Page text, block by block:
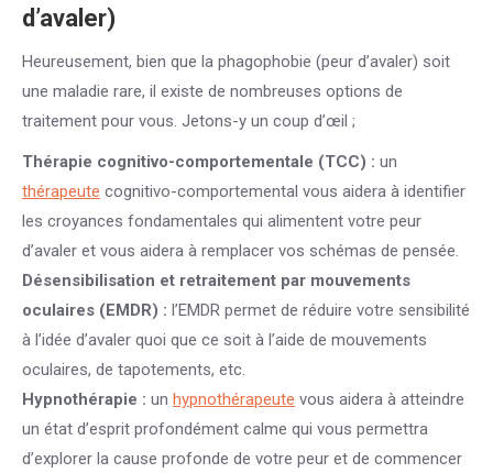
d’avaler)
Heureusement, bien que la phagophobie (peur d’avaler) soit
une maladie rare, il existe de nombreuses options de
traitement pour vous. Jetons-y un coup d’œil ;
Thérapie cognitivo-comportementale (TCC) : un
thérapeute cognitivo-comportemental vous aidera à identifier
les croyances fondamentales qui alimentent votre peur
d’avaler et vous aidera à remplacer vos schémas de pensée.
Désensibilisation et retraitement par mouvements
oculaires (EMDR) : l’EMDR permet de réduire votre sensibilité
à l’idée d’avaler quoi que ce soit à l’aide de mouvements
oculaires, de tapotements, etc.
Hypnothérapie : un hypnothérapeute vous aidera à atteindre
un état d’esprit profondément calme qui vous permettra
d’explorer la cause profonde de votre peur et de commencer